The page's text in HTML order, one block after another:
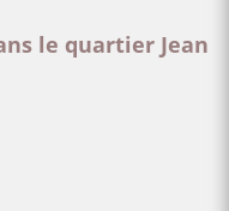
le quartier Jean